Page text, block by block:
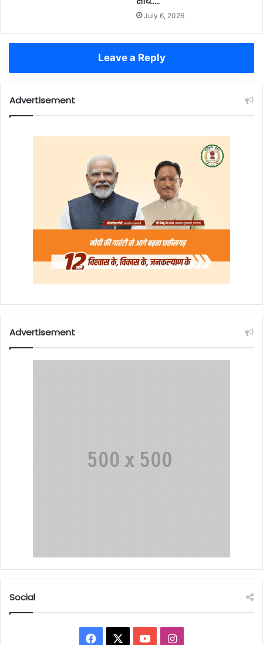
July 6, 2026
Leave a Reply
Advertisement
Advertisement
Social
Facebook YouTubeInstagram